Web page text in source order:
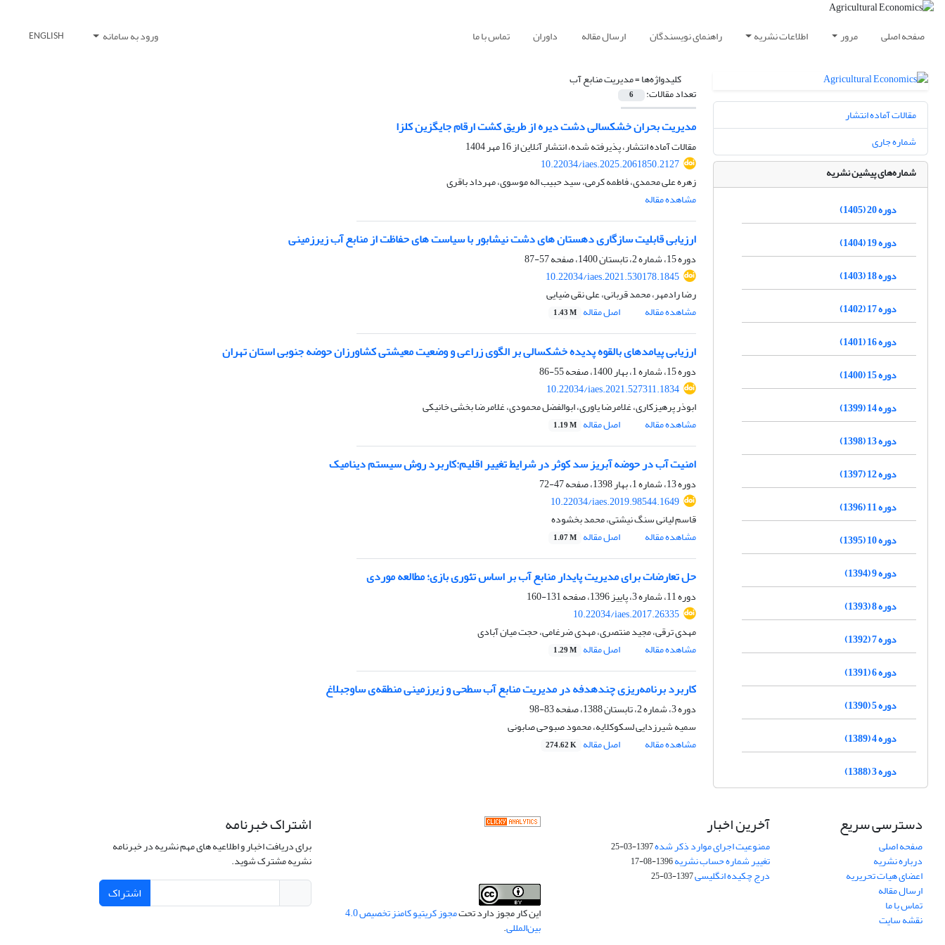
صفحه اصلی مرور اطلاعات نشریه راهنمای نویسندگان ارسال مقاله داوران تماس با ما ورود به سامانه ENGLISH
کلیدواژه‌ها =مدیریت منابع آب
تعداد مقالات: 6
مدیریت بحران خشکسالی دشت دیره از طریق کشت ارقام جایگزین کلزا
مقالات آماده انتشار، پذیرفته شده، انتشار آنلاین از16 مهر 1404
10.22034/iaes.2025.2061850.2127
زهره علی محمدی، فاطمه کرمی، سید حبیب اله موسوی، مهرداد باقری
مشاهده مقاله
ارزیابی قابلیت سازگاری دهستان‎ های دشت نیشابور با سیاست های حفاظت از منابع آب زیرزمینی
دوره 15، شماره 2، تابستان 1400، صفحه
57-87
10.22034/iaes.2021.530178.1845
رضا رادمهر، محمد قربانی، علی نقی ضیایی
مشاهده مقاله
اصل مقاله 1.43 M
ارزیابی پیامدهای بالقوه پدیده خشکسالی بر الگوی زراعی و وضعیت معیشتی کشاورزان حوضه جنوبی استان تهران
دوره 15، شماره 1، بهار 1400، صفحه
55-86
10.22034/iaes.2021.527311.1834
ابوذر پرهیزکاری، غلامرضا یاوری، ابوالفضل محمودی، غلامرضا بخشی خانیکی
مشاهده مقاله
اصل مقاله 1.19 M
امنیت آب در حوضه آبریز سد کوثر در شرایط تغییر اقلیم:کاربرد روش سیستم دینامیک
دوره 13، شماره 1، بهار 1398، صفحه
47-72
10.22034/iaes.2019.98544.1649
قاسم لیانی سنگ نیشتی، محمد بخشوده
مشاهده مقاله
اصل مقاله 1.07 M
حل تعارضات برای مدیریت پایدار منابع آب بر اساس تئوری بازی؛ مطالعه موردی
دوره 11، شماره 3، پاییز 1396، صفحه
131-160
10.22034/iaes.2017.26335
مهدی ترقی، مجید منتصری، مهدی ضرغامی، حجت میان آبادی
مشاهده مقاله
اصل مقاله 1.29 M
کاربرد برنامه‌ریزی چندهدفه در مدیریت منابع آب سطحی و زیرزمینی منطقه‌ی ساوجبلاغ
دوره 3، شماره 2، تابستان 1388، صفحه
83-98
سمیه شیرزدایی لسکوکلایه، محمود صبوحی صابونی
مشاهده مقاله
اصل مقاله 274.62 K
مقالات آماده انتشار
شماره جاری
شماره‌های پیشین نشریه
دوره 20 (1405)
دوره 19 (1404)
دوره 18 (1403)
دوره 17 (1402)
دوره 16 (1401)
دوره 15 (1400)
دوره 14 (1399)
دوره 13 (1398)
دوره 12 (1397)
دوره 11 (1396)
دوره 10 (1395)
دوره 9 (1394)
دوره 8 (1393)
دوره 7 (1392)
دوره 6 (1391)
دوره 5 (1390)
دوره 4 (1389)
دوره 3 (1388)
دسترسی سریع
صفحه اصلی
درباره نشریه
اعضای هیات تحریریه
ارسال مقاله
تماس با ما
نقشه سایت
آخرین اخبار
ممنوعیت اجرای موارد ذکر شده1397-03-25
تغییر شماره حساب نشریه1396-08-17
درج چکیده انگلیسی1397-03-25
این کار مجوز دارد تحت مجوز کریتیو کامنز تخصیص 4.0
بین‌المللی.
اشتراک خبرنامه
برای دریافت اخبار و اطلاعیه های مهم نشریه در خبرنامه
نشریه مشترک شوید.
اشتراک